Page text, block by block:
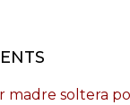
madre soltera